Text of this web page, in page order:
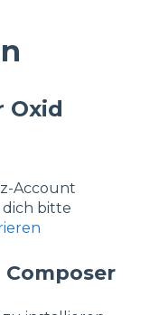
Oxid
Account
dich bitte